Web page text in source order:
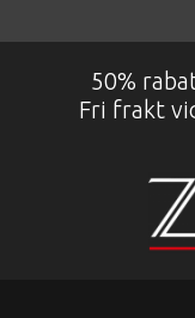
till
50%
Fri frakt